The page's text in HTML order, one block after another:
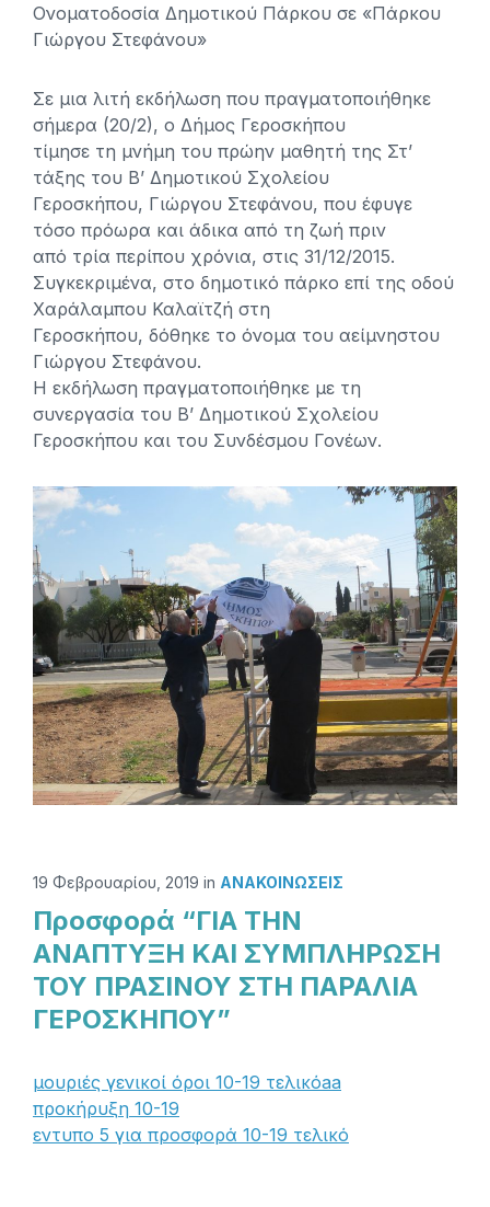
Ονοματοδοσία Δημοτικού Πάρκου σε «Πάρκου
Γιώργου Στεφάνου»
Σε μια λιτή εκδήλωση που πραγματοποιήθηκε
σήμερα (20/2), ο Δήμος Γεροσκήπου
τίμησε τη μνήμη του πρώην μαθητή της Στ’
τάξης του Β’ Δημοτικού Σχολείου
Γεροσκήπου, Γιώργου Στεφάνου, που έφυγε
τόσο πρόωρα και άδικα από τη ζωή πριν
από τρία περίπου χρόνια, στις 31/12/2015.
Συγκεκριμένα, στο δημοτικό πάρκο επί της οδού
Χαράλαμπου Καλαϊτζή στη
Γεροσκήπου, δόθηκε το όνομα του αείμνηστου
Γιώργου Στεφάνου.
Η εκδήλωση πραγματοποιήθηκε με τη
συνεργασία του Β’ Δημοτικού Σχολείου
Γεροσκήπου και του Συνδέσμου Γονέων.
19 Φεβρουαρίου, 2019 in ΑΝΑΚΟΙΝΏΣΕΙΣ
Προσφορά “ΓΙΑ ΤΗΝ
ΑΝΑΠΤΥΞΗ ΚΑΙ ΣΥΜΠΛΗΡΩΣΗ
ΤΟΥ ΠΡΑΣΙΝΟΥ ΣΤΗ ΠΑΡΑΛΙΑ
ΓΕΡΟΣΚΗΠΟΥ”
μουριές γενικοί όροι 10-19 τελικόaa
προκήρυξη 10-19
εντυπο 5 για προσφορά 10-19 τελικό